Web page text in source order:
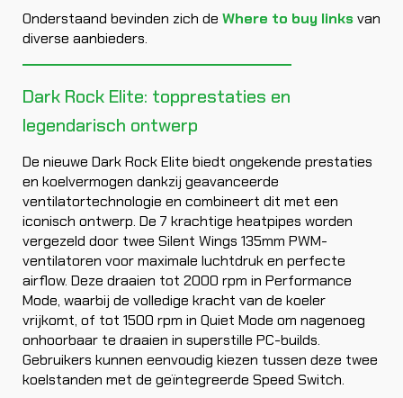
Onderstaand bevinden zich de Where to buy linksvan
diverse aanbieders.
Dark Rock Elite: topprestaties en
legendarisch ontwerp
De nieuwe Dark Rock Elite biedt ongekende prestaties
en koelvermogen dankzij geavanceerde
ventilatortechnologie en combineert dit met een
iconisch ontwerp. De 7 krachtige heatpipes worden
vergezeld door twee Silent Wings 135mm PWM-
ventilatoren voor maximale luchtdruk en perfecte
airflow. Deze draaien tot 2000 rpm in Performance
Mode, waarbij de volledige kracht van de koeler
vrijkomt, of tot 1500 rpm in Quiet Mode om nagenoeg
onhoorbaar te draaien in superstille PC-builds.
Gebruikers kunnen eenvoudig kiezen tussen deze twee
koelstanden met de geïntegreerde Speed Switch.